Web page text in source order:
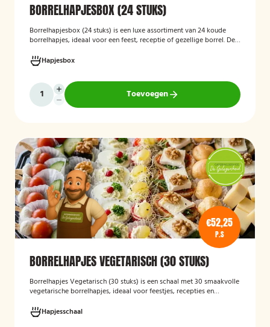
BORRELHAPJESBOX (24 STUKS)
Borrelhapjesbox (24 stuks) is een luxe assortiment van 24 koude
borrelhapjes, ideaal voor een feest, receptie of gezellige borrel. De
zalmrolletjes, brie met notenmelange en vitello tonato, verzorgd
gepresenteerd en direct klaar om te serveren.
Hapjesbox
Toevoegen
€52,25
P.S
BORRELHAPJES VEGETARISCH (30 STUKS)
Borrelhapjes Vegetarisch (30 stuks) is een schaal met 30 smaakvolle
vegetarische borrelhapjes, ideaal voor feestjes, recepties en
selectie die geschikt is voor vegetariërs, zodat gasten kunnen
genieten van een feestelijke en veelzijdige borrelervaring.
Hapjesschaal